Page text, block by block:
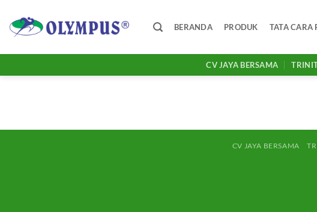
content
BERANDA PRODUK TATA CARA
CV JAYA BERSAMA
CV JAYA BERSAMA